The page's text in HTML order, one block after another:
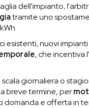
dell'impianto,
tramite uno
esistenti, nuovi
, che incentiva
giornaliera o
breve termine, per
domanda e offerta in